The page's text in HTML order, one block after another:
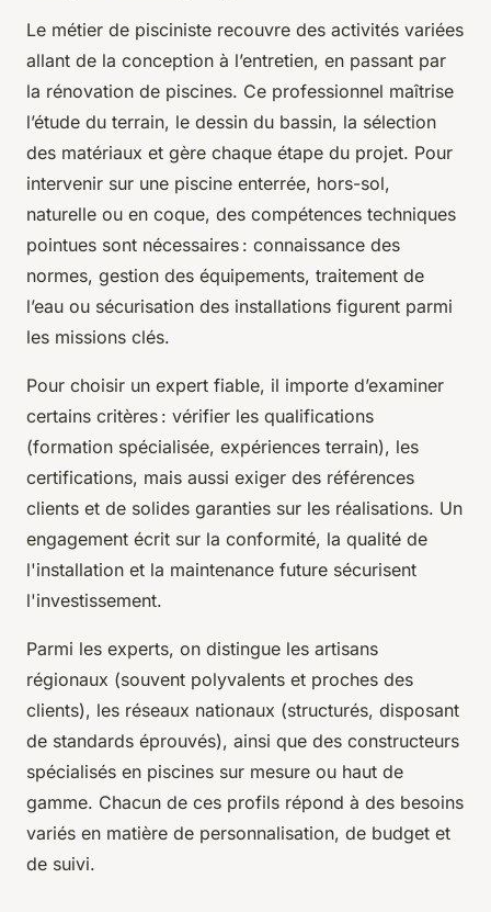
Le métier de pisciniste recouvre des activités variées
allant de la conception à l’entretien, en passant par
la rénovation de piscines. Ce professionnel maîtrise
l’étude du terrain, le dessin du bassin, la sélection
des matériaux et gère chaque étape du projet. Pour
intervenir sur une piscine enterrée, hors-sol,
naturelle ou en coque, des compétences techniques
pointues sont nécessaires : connaissance des
normes, gestion des équipements, traitement de
l’eau ou sécurisation des installations figurent parmi
les missions clés.
Pour choisir un expert fiable, il importe d’examiner
certains critères : vérifier les qualifications
(formation spécialisée, expériences terrain), les
certifications, mais aussi exiger des références
clients et de solides garanties sur les réalisations. Un
engagement écrit sur la conformité, la qualité de
l'installation et la maintenance future sécurisent
l'investissement.
Parmi les experts, on distingue les artisans
régionaux (souvent polyvalents et proches des
clients), les réseaux nationaux (structurés, disposant
de standards éprouvés), ainsi que des constructeurs
spécialisés en piscines sur mesure ou haut de
gamme. Chacun de ces profils répond à des besoins
variés en matière de personnalisation, de budget et
de suivi.